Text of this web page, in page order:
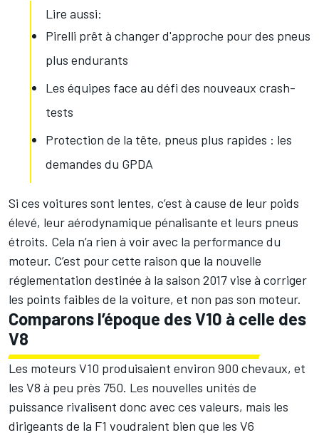
Lire aussi:
Pirelli prêt à changer d'approche pour des pneus
plus endurants
Les équipes face au défi des nouveaux crash-
tests
Protection de la tête, pneus plus rapides : les
demandes du GPDA
Si ces voitures sont lentes, c’est à cause de leur poids
élevé, leur aérodynamique pénalisante et leurs pneus
étroits. Cela n’a rien à voir avec la performance du
moteur. C’est pour cette raison que la nouvelle
réglementation destinée à la saison 2017 vise à corriger
les points faibles de la voiture, et non pas son moteur.
Comparons l’époque des V10 à celle des
V8
Les moteurs V10 produisaient environ 900 chevaux, et
les V8 à peu près 750. Les nouvelles unités de
puissance rivalisent donc avec ces valeurs, mais les
dirigeants de la F1 voudraient bien que les V6